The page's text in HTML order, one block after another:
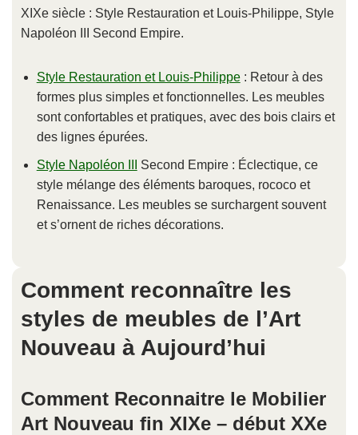
XIXe siècle : Style Restauration et Louis-Philippe, Style
Napoléon III Second Empire.
Style Restauration et Louis-Philippe: Retour à des
formes plus simples et fonctionnelles. Les meubles
sont confortables et pratiques, avec des bois clairs et
des lignes épurées.
Style Napoléon III
Second Empire : Éclectique, ce
style mélange des éléments baroques, rococo et
Renaissance. Les meubles se surchargent souvent
et s’ornent de riches décorations.
Comment reconnaître les
styles de meubles de l’Art
Nouveau à Aujourd’hui
Comment Reconnaitre le Mobilier
Art Nouveau fin XIXe – début XXe